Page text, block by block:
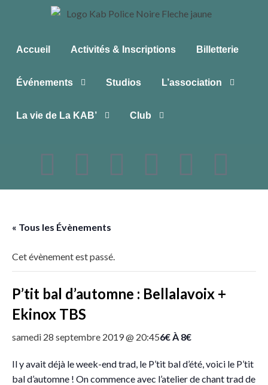
Accueil Activités & Inscriptions Billetterie
Événements Studios L’association
La vie de La KAB’ Club
« Tous les Évènements
Cet évènement est passé.
P’tit bal d’automne : Bellalavoix +
Ekinox TBS
samedi 28 septembre 2019 @ 20:456€ À 8€
Il y avait déjà le week-end trad, le P’tit bal d’été, voici le P’tit
bal d’automne ! On commence avec l’atelier de chant trad de